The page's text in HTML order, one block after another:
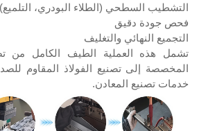
التشطيب السطحي (الطلاء البودري، التلميع)
فحص جودة دقيق
التجميع النهائي والتغليف
تشمل هذه العملية الطيف الكامل من
المخصصة إلى تصنيع الفولاذ المقاوم
خدمات تصنيع المعادن.